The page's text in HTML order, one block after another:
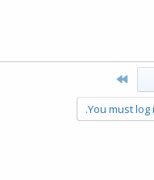
You must